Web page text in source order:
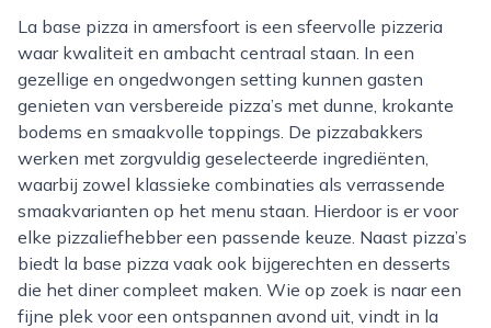
La base pizza in amersfoort is een sfeervolle pizzeria
waar kwaliteit en ambacht centraal staan. In een
gezellige en ongedwongen setting kunnen gasten
genieten van versbereide pizza’s met dunne, krokante
bodems en smaakvolle toppings. De pizzabakkers
werken met zorgvuldig geselecteerde ingrediënten,
waarbij zowel klassieke combinaties als verrassende
smaakvarianten op het menu staan. Hierdoor is er voor
elke pizzaliefhebber een passende keuze. Naast pizza’s
biedt la base pizza vaak ook bijgerechten en desserts
die het diner compleet maken. Wie op zoek is naar een
fijne plek voor een ontspannen avond uit, vindt in la